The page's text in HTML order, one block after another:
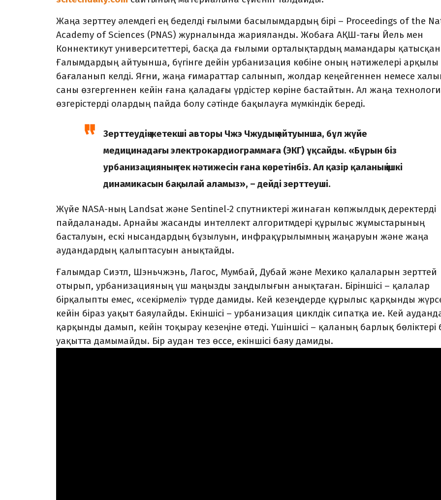
Жаңа зерттеу әлемдегі ең беделді ғылыми басылымдардың бірі – Proceedings of the
Academy of Sciences (PNAS) журналында жарияланды. Жобаға АҚШ-тағы Йель мен
Коннектикут университеттері, басқа да ғылыми орталықтардың мамандары
Ғалымдардың айтуынша, бүгінге дейін урбанизация көбіне оның нәтижелері арқылы
бағаланып келді. Яғни, жаңа ғимараттар салынып, жолдар кеңейгеннен немесе
саны өзгергеннен кейін ғана қаладағы үрдістер көріне бастайтын. Ал жаңа
өзгерістерді олардың пайда болу сәтінде бақылауға мүмкіндік береді.
Зерттеудің жетекші авторы Чжэ Чжудың айтуынша, бұл жүйе
медицинадағы электрокардиограммаға (ЭКГ) ұқсайды. «Бұрын біз
урбанизацияның тек нәтижесін ғана көретінбіз. Ал қазір қаланың ішкі
динамикасын бақылай аламыз», – дейді зерттеуші.
Жүйе NASA-ның Landsat және Sentinel-2 спутниктері жинаған көпжылдық деректерді
пайдаланады. Арнайы жасанды интеллект алгоритмдері құрылыс жұмыстарының
басталуын, ескі нысандардың бұзылуын, инфрақұрылымның жаңаруын және жаңа
аудандардың қалыптасуын анықтайды.
Ғалымдар Сиэтл, Шэньчжэнь, Лагос, Мумбай, Дубай және Мехико қалаларын зерттей
отырып, урбанизацияның үш маңызды заңдылығын анықтаған. Біріншісі – қалалар
бірқалыпты емес, «секірмелі» түрде дамиды. Кей кезеңдерде құрылыс қарқынды
кейін біраз уақыт баяулайды. Екіншісі – урбанизация циклдік сипатқа ие. Кей
қарқынды дамып, кейін тоқырау кезеңіне өтеді. Үшіншісі – қаланың барлық бөліктері
уақытта дамымайды. Бір аудан тез өссе, екіншісі баяу дамиды.